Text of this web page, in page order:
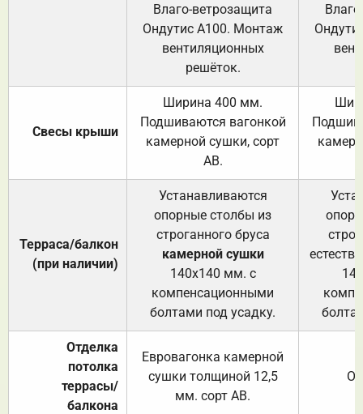
Влаго-ветрозащита
Ондутис А100. Монтаж
вентиляционных
решёток.
Свесы крыши
Ширина 400 мм.
Подшиваются вагонкой
камерной сушки, сорт
АВ.
Терраса/балкон
(при наличии)
Устанавливаются
опорные столбы из
строганного бруса
камерной сушки
140х140 мм. с
компенсационными
болтами под усадку.
Отделка
потолка
террасы/
балкона
Евровагонка камерной
сушки толщиной 12,5
мм. сорт АВ.